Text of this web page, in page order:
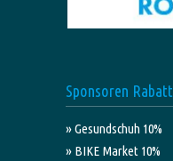
Sponsoren Rabatt
» Gesundschuh 10%
» BIKE Market 10%